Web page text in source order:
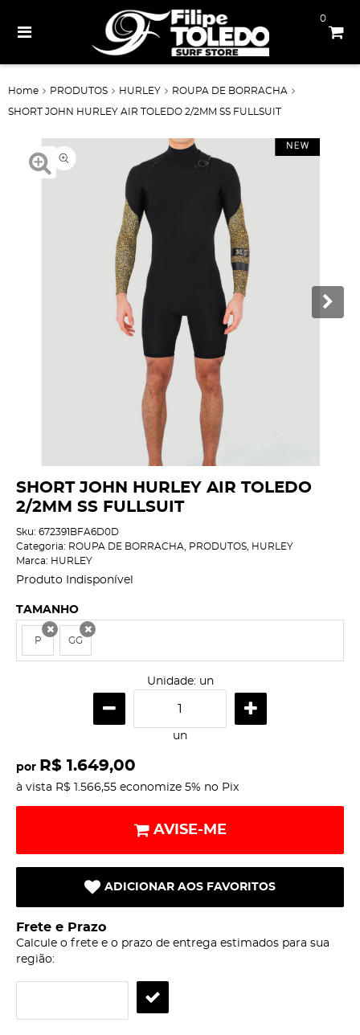
0
Home PRODUTOS HURLEY ROUPA DE BORRACHA
SHORT JOHN HURLEY AIR TOLEDO 2/2MM SS FULLSUIT
SHORT JOHN HURLEY AIR TOLEDO
2/2MM SS FULLSUIT
Sku: 672391BFA6D0D
Categoria: ROUPA DE BORRACHA PRODUTOS
HURLEY
Marca: HURLEY
Produto Indisponível
TAMANHO
P GGx
Unidade: un
un
por R$ 1.649,00
à vista R$ 1.566,55 economize 5% no Pix
AVISE-ME
ADICIONAR AOS FAVORITOS
Frete e Prazo
Calcule o frete e o prazo de entrega estimados para sua
região: